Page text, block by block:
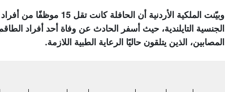
وبيّنت الملكية الأردنية أن
الجنسية التايلندية، حيث أسفر الحادث عن وفاة أحد أفراد
المصابين، الذين يتلقون حاليًا الرعاية الطبية اللازمة.